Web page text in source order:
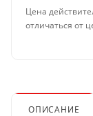
Цена
отличаться от
ОПИСАНИЕ